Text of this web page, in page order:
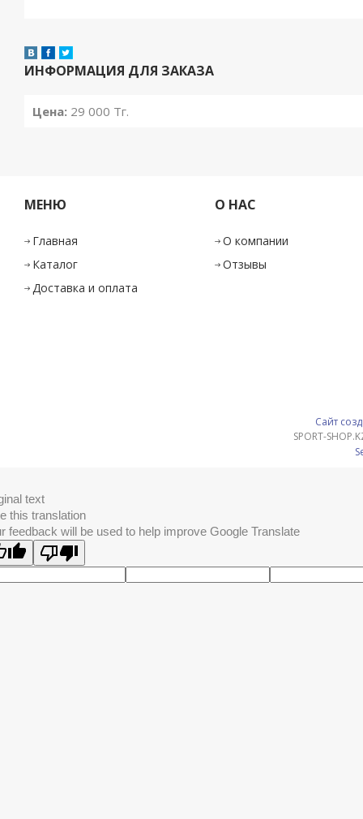
ИНФОРМАЦИЯ ДЛЯ ЗАКАЗА
Цена: 29 000 Тг.
МЕНЮ
Главная
Каталог
Доставка и оплата
О НАС
О компании
Отзывы
Сайт
SPORT-
text
this translation
feedback will be used to help improve Google Translate